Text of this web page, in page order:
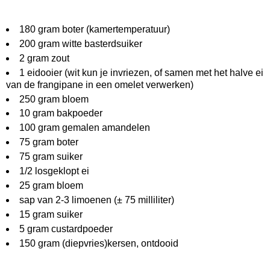
180 gram boter (kamertemperatuur)
200 gram witte basterdsuiker
2 gram zout
1 eidooier (wit kun je invriezen, of samen met het halve ei
van de frangipane in een omelet verwerken)
250 gram bloem
10 gram bakpoeder
100 gram gemalen amandelen
75 gram boter
75 gram suiker
1/2 losgeklopt ei
25 gram bloem
sap van 2-3 limoenen (± 75 milliliter)
15 gram suiker
5 gram custardpoeder
150 gram (diepvries)kersen, ontdooid